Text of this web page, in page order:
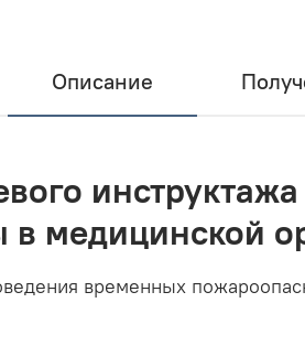
Описание
медицинской
временных